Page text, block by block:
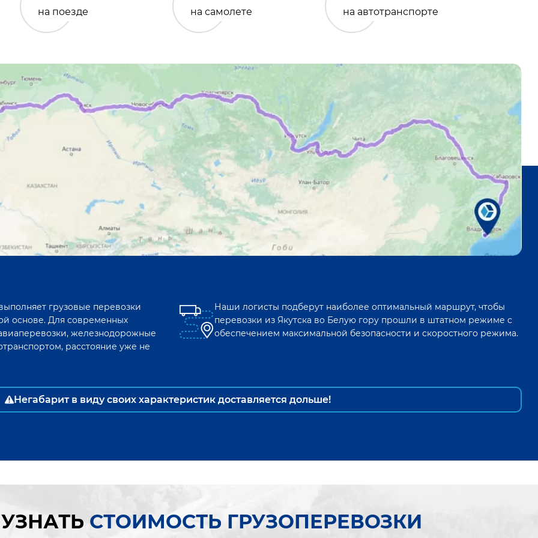
на поезде на самолете на автотранспорте
грузовые перевозки
основе. Для современных
железнодорожные
расстояние уже не
Наши логисты подберут наиболее оптимальный маршрут, чтобы
перевозки из Якутска во Белую горупрошли в штатном режиме с
обеспечением максимальной безопасности и скоростного режима.
Негабарит в виду своих характеристик доставляется дольше!
СТОИМОСТЬ ГРУЗОПЕРЕВОЗКИ